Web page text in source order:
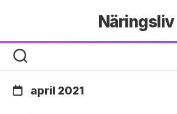
Näringsliv
april 2021